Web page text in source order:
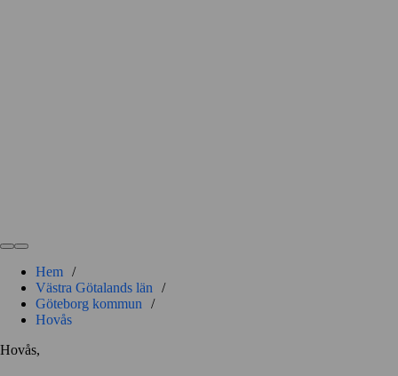
Hem /
Västra Götalands län
/
Göteborg kommun
/
Hovås
Hovås,